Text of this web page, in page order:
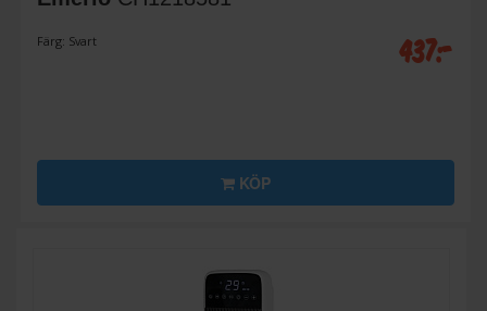
Färg: Svart 437:-
KÖP